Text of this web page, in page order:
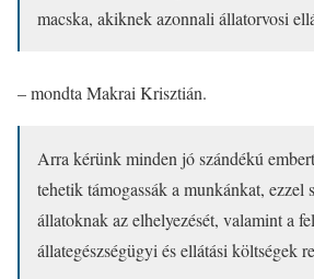
macska, akiknek azonnali állatorvosi
– mondta Makrai Krisztián.
Arra kérünk minden jó szándékú
tehetik támogassák a munkánkat, ezzel
állatoknak az elhelyezését, valamint a
állategészségügyi és ellátási költségek